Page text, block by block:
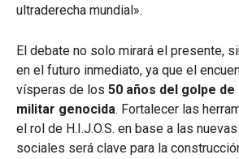
ultraderecha mundial».
El debate no solo mirará el presente,
en el futuro inmediato, ya que el
vísperas de los 50 años del golpe
militar genocida. Fortalecer las
el rol de H.I.J.O.S. en base a las
sociales será clave para la